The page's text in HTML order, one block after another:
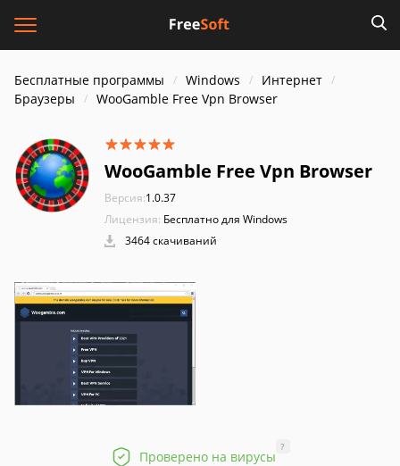
Бесплатные программы Windows
Интернет
Браузеры
WooGamble Free Vpn Browser
WooGamble Free Vpn Browser
Версия:1.0.37
Лицензия: Бесплатно для Windows
3464 скачиваний
Проверено на вирусы
?